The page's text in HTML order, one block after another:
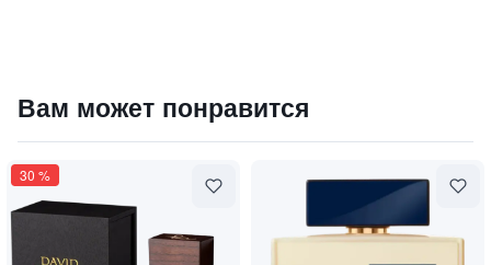
13000₽9 840 ₽
Вам может понравится
30 %